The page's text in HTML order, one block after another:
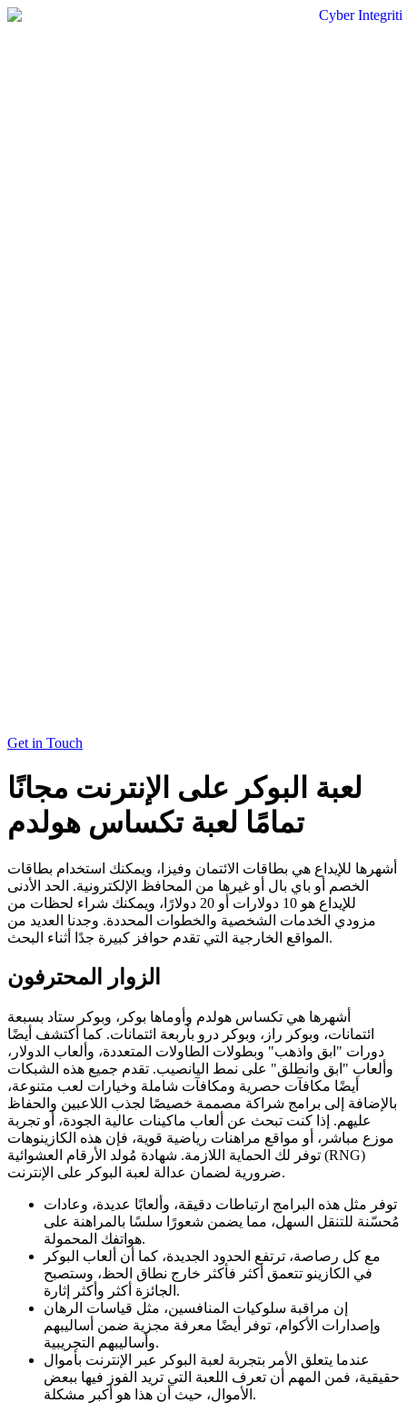
Get in Touch
لعبة البوكر على الإنترنت مجانًا
تمامًا لعبة تكساس هولدم
أشهرها للإيداع هي بطاقات الائتمان وفيزا، ويمكنك استخدام بطاقات
الخصم أو باي بال أو غيرها من المحافظ الإلكترونية. الحد الأدنى
للإيداع هو 10 دولارات أو 20 دولارًا، ويمكنك شراء لحظات من
مزودي الخدمات الشخصية والخطوات المحددة. وجدنا العديد من
المواقع الخارجية التي تقدم حوافز كبيرة جدًا أثناء البحث.
الزوار المحترفون
أشهرها هي تكساس هولدم وأوماها بوكر، وبوكر ستاد بسبعة
ائتمانات، وبوكر راز، وبوكر درو بأربعة ائتمانات. كما أكتشف أيضًا
دورات "ابق واذهب" وبطولات الطاولات المتعددة، وألعاب الدولار،
وألعاب "ابق وانطلق" على نمط اليانصيب. تقدم جميع هذه الشبكات
أيضًا مكافآت حصرية ومكافآت شاملة وخيارات لعب متنوعة،
بالإضافة إلى برامج شراكة مصممة خصيصًا لجذب اللاعبين والحفاظ
عليهم. إذا كنت تبحث عن ألعاب ماكينات عالية الجودة، أو تجربة
موزع مباشر، أو مواقع مراهنات رياضية قوية، فإن هذه الكازينوهات
توفر لك الحماية اللازمة. شهادة مُولد الأرقام العشوائية (RNG)
ضرورية لضمان عدالة لعبة البوكر على الإنترنت.
توفر مثل هذه البرامج ارتباطات دقيقة، وألعابًا عديدة، وعادات
مُحسّنة للتنقل السهل، مما يضمن شعورًا سلسًا بالمراهنة على
هواتفك المحمولة.
مع كل رصاصة، ترتفع الحدود الجديدة، كما أن ألعاب البوكر
في الكازينو تتعمق أكثر فأكثر خارج نطاق الحظ، وستصبح
الجائزة أكثر وأكثر إثارة.
إن مراقبة سلوكيات المنافسين، مثل قياسات الرهان
وإصدارات الأكوام، توفر أيضًا معرفة مجزية ضمن أساليبهم
وأساليبهم التجريبية.
عندما يتعلق الأمر بتجربة لعبة البوكر عبر الإنترنت بأموال
حقيقية، فمن المهم أن تعرف اللعبة التي تريد الفوز فيها ببعض
الأموال، حيث أن هذا هو أكبر مشكلة.